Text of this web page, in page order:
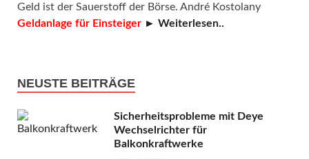
Geld ist der Sauerstoff der Börse. André Kostolany
Geldanlage für Einsteiger ► Weiterlesen..
NEUSTE BEITRÄGE
Sicherheitsprobleme mit Deye
Wechselrichter für
Balkonkraftwerke